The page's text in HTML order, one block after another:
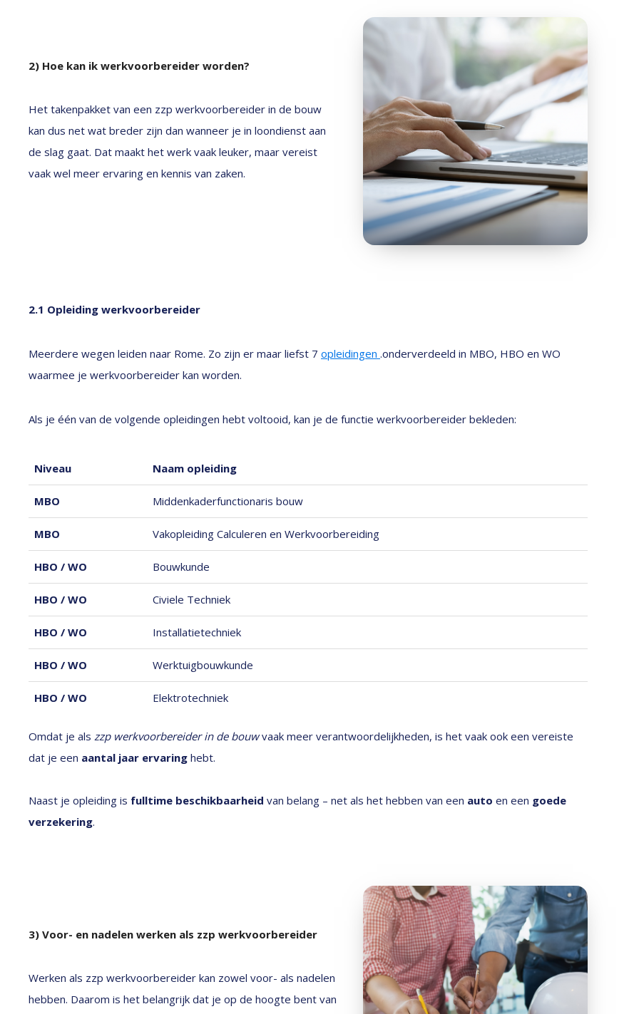
2) Hoe kan ik werkvoorbereider worden?
Het takenpakket van een zzp werkvoorbereider in de bouw
kan dus net wat breder zijn dan wanneer je in loondienst aan
de slag gaat. Dat maakt het werk vaak leuker, maar vereist
vaak wel meer ervaring en kennis van zaken.
2.1 Opleiding werkvoorbereider
Meerdere wegen leiden naar Rome. Zo zijn er maar liefst 7 opleidingen .onderverdeeld in MBO, HBO en WO
waarmee je werkvoorbereider kan worden.
Als je één van de volgende opleidingen hebt voltooid, kan je de functie werkvoorbereider bekleden:
Niveau Naam opleiding
MBO Middenkaderfunctionaris bouw
MBO Vakopleiding Calculeren en Werkvoorbereiding
HBO / WO Bouwkunde
HBO / WO Civiele Techniek
HBO / WO Installatietechniek
HBO / WO Werktuigbouwkunde
HBO / WO Elektrotechniek
Omdat je als zzp werkvoorbereider in de bouwvaak meer verantwoordelijkheden, is het vaak ook een vereiste
dat je een aantal jaar ervaring hebt.
Naast je opleiding is fulltime beschikbaarheid van belang – net als het hebben van een auto en een goede
verzekering.
3) Voor- en nadelen werken als zzp werkvoorbereider
Werken als zzp werkvoorbereider kan zowel voor- als nadelen
hebben. Daarom is het belangrijk dat je op de hoogte bent van